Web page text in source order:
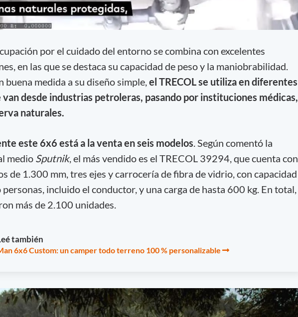
por el cuidado del entorno se combina con excelentes
en las que se destaca su capacidad de peso y la maniobrabilidad.
buena medida a su diseño simple,el TRECOL se utiliza en diferentes
van desde industrias petroleras, pasando por instituciones médicas,
naturales.
este 6x6 está a la venta en seis modelos. Según comentó la
medio Sputnik, el más vendido es el TRECOL 39294, que cuenta con
de 1.300 mm, tres ejes y carrocería de fibra de vidrio, con capacidad
personas, incluido el conductor, y una carga de hasta 600 kg. En total,
más de 2.100 unidades.
también
6x6 Custom: un camper todo terreno 100 % personalizable